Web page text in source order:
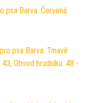
psa Barva: Červená
psa Barva: Tmavě
Obvod hrudníku: 48 -